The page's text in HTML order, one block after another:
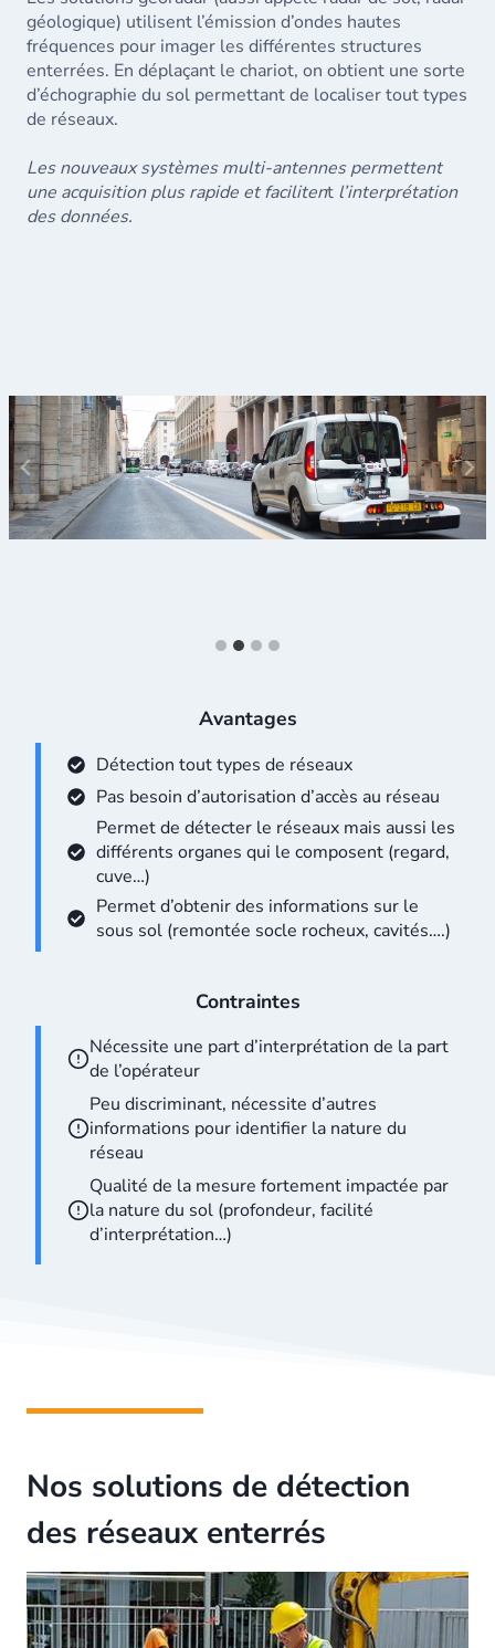
géologique) utilisent l’émission d’ondes hautes
fréquences pour imager les différentes structures
enterrées. En déplaçant le chariot, on obtient une sorte
d’échographie du sol permettant de localiser tout types
de réseaux.
Les nouveaux systèmes multi-antennes permettent
une acquisition plus rapide et facilitent l’interprétation
des données.
Avantages
Détection tout types de réseaux
Pas besoin d’autorisation d’accès au réseau
Permet de détecter le réseaux mais aussi les
différents organes qui le composent (regard,
cuve…)
Permet d’obtenir des informations sur le
sous sol (remontée socle rocheux, cavités….)
Contraintes
Nécessite une part d’interprétation de la part
de l’opérateur
Peu discriminant, nécessite d’autres
informations pour identifier la nature du
réseau
Qualité de la mesure fortement impactée par
la nature du sol (profondeur, facilité
d’interprétation…)
Nos solutions de détection
des réseaux enterrés